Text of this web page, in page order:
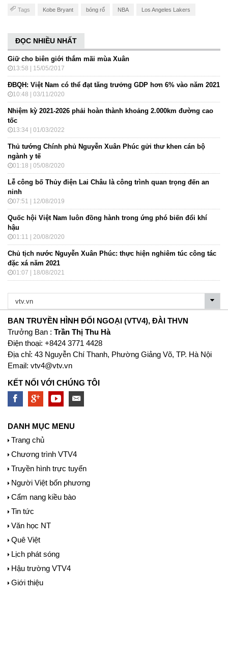
Tags Kobe Bryant bóng rổ NBA Los Angeles Lakers
ĐỌC NHIỀU NHẤT
Giữ cho biên giới thắm mãi mùa Xuân
13:58 | 15/05/2017
ĐBQH: Việt Nam có thể đạt tăng trưởng GDP hơn 6% vào năm 2021
10:48 | 03/11/2020
Nhiệm kỳ 2021-2026 phải hoàn thành khoảng 2.000km đường cao
tốc
13:34 | 01/03/2022
Thủ tướng Chính phủ Nguyễn Xuân Phúc gửi thư khen cán bộ
ngành y tế
01:18 | 05/08/2020
Lễ công bố Thủy điện Lai Châu là công trình quan trọng đến an
ninh
07:51 | 12/08/2019
Quốc hội Việt Nam luôn đồng hành trong ứng phó biến đổi khí
hậu
01:11 | 20/08/2020
Chủ tịch nước Nguyễn Xuân Phúc: thực hiện nghiêm túc công tác
đặc xá năm 2021
01:07 | 18/08/2021
BAN TRUYỀN HÌNH ĐỐI NGOẠI (VTV4), ĐÀI THVN
Trưởng Ban : Trần Thị Thu Hà
Ðiện thoại: +8424 3771 4428
Địa chỉ: 43 Nguyễn Chí Thanh, Phường Giảng Võ, TP. Hà Nội
Email: vtv4@vtv.vn
KẾT NỐI VỚI CHÚNG TÔI
DANH MỤC MENU
Trang chủ
Chương trình VTV4
Truyền hình trực tuyến
Người Việt bốn phương
Cẩm nang kiều bào
Tin tức
Văn học NT
Quê Việt
Lịch phát sóng
Hậu trường VTV4
Giới thiệu